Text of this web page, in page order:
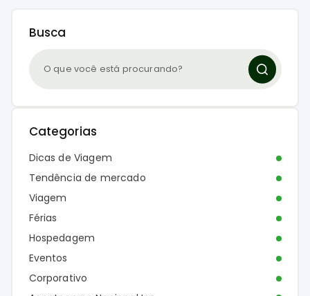
Busca
Categorias
Dicas de Viagem
Tendência de mercado
Viagem
Férias
Hospedagem
Eventos
Corporativo